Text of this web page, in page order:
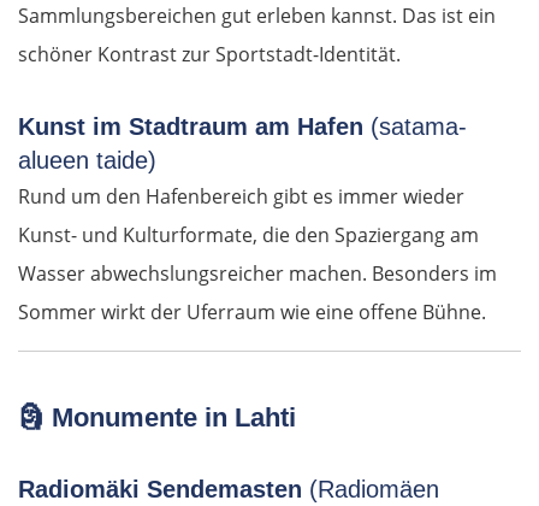
Sammlungsbereichen gut erleben kannst. Das ist ein
schöner Kontrast zur Sportstadt-Identität.
Kunst im Stadtraum am Hafen (satama-
alueen taide)
Rund um den Hafenbereich gibt es immer wieder
Kunst- und Kulturformate, die den Spaziergang am
Wasser abwechslungsreicher machen. Besonders im
Sommer wirkt der Uferraum wie eine offene Bühne.
🗿 Monumente in Lahti
Radiomäki Sendemasten (Radiomäen
Virovitica
Zagreb
Slowenien
Ljubljana
Italien
Triest